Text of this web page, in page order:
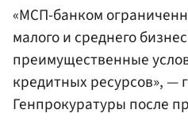
«МСП-банком
малого и среднего
преимущественные
кредитных ресурсов», —
Генпрокуратуры после